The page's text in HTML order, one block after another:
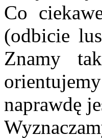
Co
(odbicie
Znamy
naprawdę